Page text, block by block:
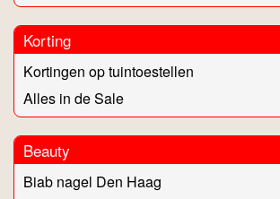
Korting
Kortingen op tuintoestellen
Alles in de Sale
Beauty
Biab nagel Den Haag